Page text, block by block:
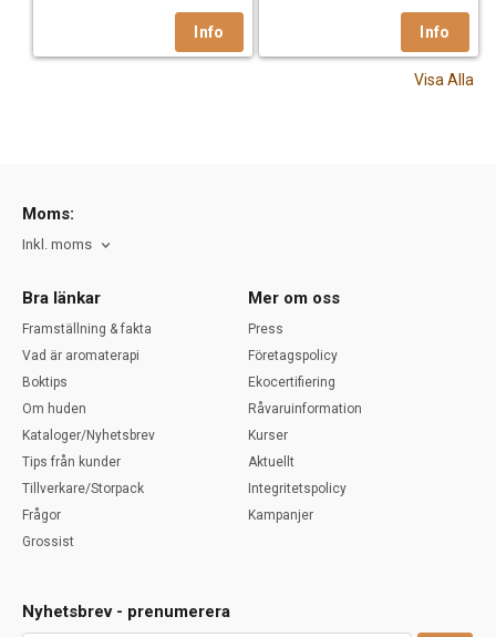
Visa Alla
Moms:
Inkl. moms
Bra länkar
Framställning & fakta
Vad är aromaterapi
Boktips
Om huden
Kataloger/Nyhetsbrev
Tips från kunder
Tillverkare/Storpack
Frågor
Grossist
Mer om oss
Press
Företagspolicy
Ekocertifiering
Råvaruinformation
Kurser
Aktuellt
Integritetspolicy
Kampanjer
Nyhetsbrev - prenumerera